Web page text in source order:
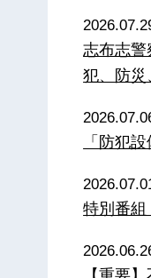
志布志警
犯、防災
「防犯
特別番組